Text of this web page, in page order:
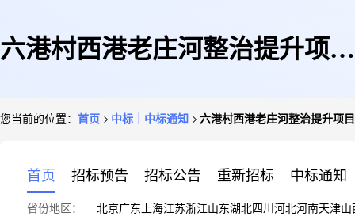
六港村西港老庄河整治提升项目
您当前的位置： 首页 中标｜中标通知 六港村西港老庄河整治提升项
首页 招标预告 招标公告 重新招标 中标通知
省份地区： 北京广东 上海江苏浙江山东湖北四川 河北河南天津山